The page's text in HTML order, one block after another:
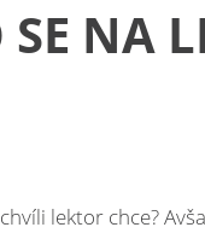
NA
lektor chce?